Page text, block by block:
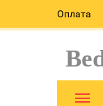
Оплата